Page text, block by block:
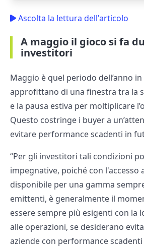
Ascolta la lettura dell'articolo
A maggio il gioco si fa
investitori
Maggio è quel periodo dell’anno
approfittano di una finestra tra la
e la pausa estiva per moltiplicare
Questo costringe i buyer a
evitare performance scadenti in
“Per gli investitori tali condizioni
impegnative, poiché con l'accesso
disponibile per una gamma
emittenti, è generalmente il
essere sempre più esigenti con la
alle operazioni, se desiderano
aziende con performance